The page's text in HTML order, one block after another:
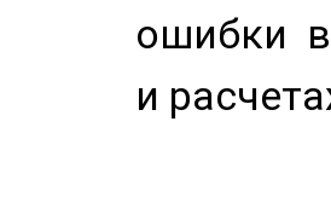
ошибки
и